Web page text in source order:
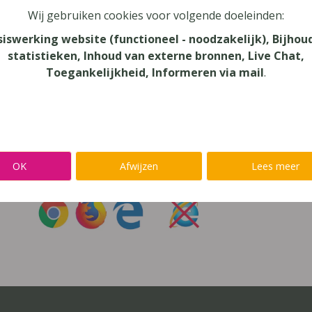
vergeten?
niet inloggen met een@lees.op-account
meteen naarAlinea,IntoWords,K3000,SprintPlus,
Wij gebruiken cookies voor volgende doeleinden:
website (functioneel - noodzakelijk),
statistieken, Inhoud van externe bronnen, Live Chat,
Toegankelijkheid, Informeren via mail.
OK Afwijzen Lees meer